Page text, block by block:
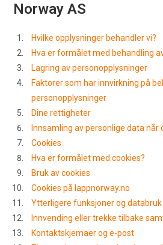
Norway AS
Hvilke opplysninger behandler vi?
Hva er formålet med behandling
Lagring av personopplysninger
Faktorer som har innvirkning på
personopplysninger
Dine rettigheter
Innsamling av personlige data når
Cookies
Hva er formålet med cookies?
Bruk av cookies
Cookies på lappnorway.no
Ytterligere funksjoner og
Innvending eller trekke tilbake
Kontaktskjemaer og e-post